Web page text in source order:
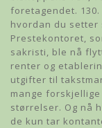
foretagendet.
hvordan du setter
Prestekontoret,
sakristi, ble nå
renter og
utgifter til
mange
størrelser. Og nå
de kun tar